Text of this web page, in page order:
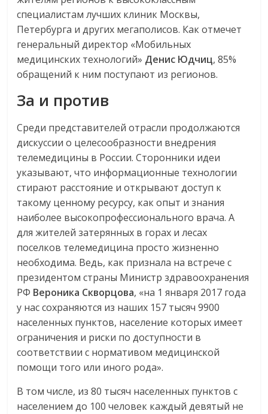
специалистам лучших клиник Москвы,
Петербурга и других мегаполисов. Как отмечет
генеральный директор «Мобильных
медицинских технологий» Денис Юдчиц, 85%
обращений к ним поступают из регионов.
За и против
Среди представителей отрасли продолжаются
дискуссии о целесообразности внедрения
телемедицины в России. Сторонники идеи
указывают, что информационные технологии
стирают расстояние и открывают доступ к
такому ценному ресурсу, как опыт и знания
наиболее высокопрофессионального врача. А
для жителей затерянных в горах и лесах
поселков телемедицина просто жизненно
необходима. Ведь, как признала на встрече с
президентом страны Министр здравоохранения
РФ Вероника Скворцова, «на 1 января 2017 года
у нас сохраняются из наших 157 тысяч 9900
населенных пунктов, население которых имеет
ограничения и риски по доступности в
соответствии с нормативом медицинской
помощи того или иного рода».
В том числе, из 80 тысяч населенных пунктов с
населением до 100 человек каждый девятый не